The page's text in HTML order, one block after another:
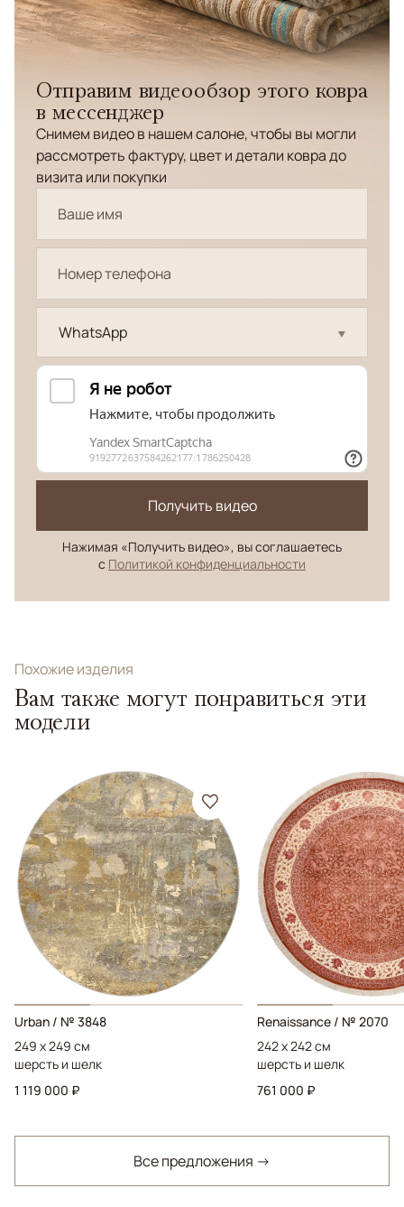
Отправим видеообзор этого ковра
в мессенджер
Снимем видео в нашем салоне, чтобы вы могли
рассмотреть фактуру, цвет и детали ковра до
визита или покупки
WhatsApp
Получить видео
Нажимая «Получить видео», вы соглашаетесь
с Политикой конфиденциальности
Похожие изделия
Вам также могут понравиться эти
модели
Urban / № 3848
249 x 249 см
шерсть и шелк
1 119 000 ₽
Renaissance / № 2070
242 x 242 см
шерсть и шелк
761 000 ₽
Все предложения →